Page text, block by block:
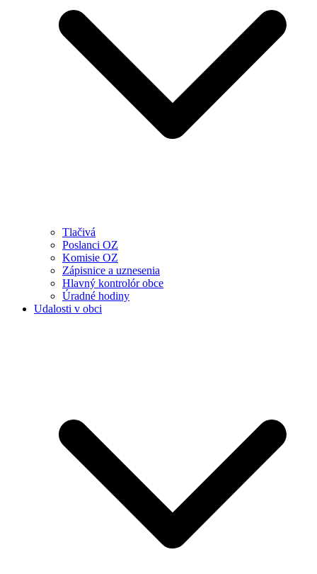
Tlačivá
Poslanci OZ
Komisie OZ
Zápisnice a uznesenia
Hlavný kontrolór obce
Úradné hodiny
Udalosti v obci